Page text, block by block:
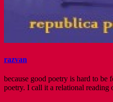
razvan
because good poetry is hard to
poetry. I call it a relational reading